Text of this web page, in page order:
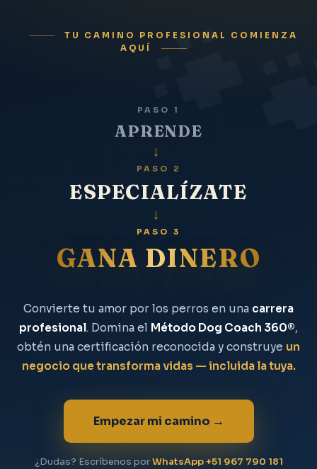
TU CAMINO PROFESIONAL COMIENZA
AQUÍ
PASO 1
APRENDE
→
PASO 2
ESPECIALÍZATE
→
PASO 3
GANA DINERO
Convierte tu amor por los perros en una carrera
profesional. Domina el Método Dog Coach 360®,
obtén una certificación reconocida y construye un
negocio que transforma vidas — incluida la tuya.
Empezar mi camino →
¿Dudas? Escríbenos porWhatsApp +51 967 790 181